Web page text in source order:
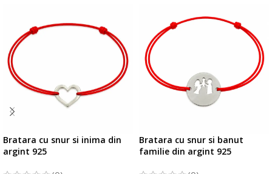
Bratara cu snur si inima din
argint 925
Bratara cu snur si banut
familie din argint 925